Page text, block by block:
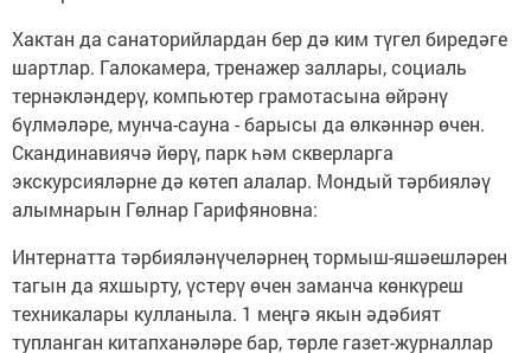
Хактан да санаторийлардан бер дә ким түгел биредәге
шартлар. Галокамера, тренажер заллары, социаль
тернәкләндерү, компьютер грамотасына өйрәнү
бүлмәләре, мунча-сауна - барысы да өлкәннәр өчен.
Скандинавиячә йөрү, парк һәм скверларга
экскурсияләрне дә көтеп алалар. Мондый тәрбияләү
алымнарын Гөлнар Гарифяновна:
Интернатта тәрбияләнүчеләрнең тормыш-яшәешләрен
тагын да яхшырту, үстерү өчен заманча көнкүреш
техникалары кулланыла. 1 меңгә якын әдәбият
тупланган китапханәләре бар, төрле газет-журналлар